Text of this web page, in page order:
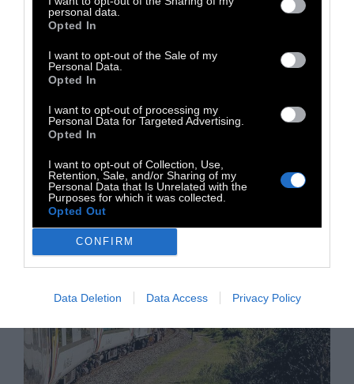
personal data.
Opted In
I want to opt-out of the Sale of my
Personal Data.
Opted In
I want to opt-out of processing my
Personal Data for Targeted Advertising.
Opted In
I want to opt-out of Collection, Use,
Retention, Sale, and/or Sharing of my
Personal Data that Is Unrelated with the
Purposes for which it was collected.
Opted Out
CONFIRM
Data Deletion Data Access Privacy Policy
την Ιζαμπέλα Ροσελίνι
Από την Isabella Rossellini ως τους
RootlessRoot. Στο διεθνές project ENTER
120 ώρες
12 Μαΐου 2020